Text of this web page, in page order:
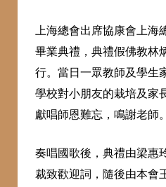
上海總會出席協康會上海
畢業典禮，典禮假佛教林
行。當日一眾教師及學生
學校對小朋友的栽培及家
獻唱師恩難忘，鳴謝老師。
奏唱國歌後，典禮由梁惠
裁致歡迎詞，隨後由本會